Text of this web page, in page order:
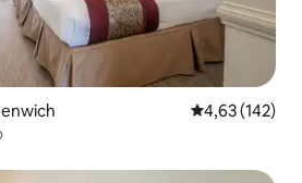
4,63 de uma
4,63 (142)